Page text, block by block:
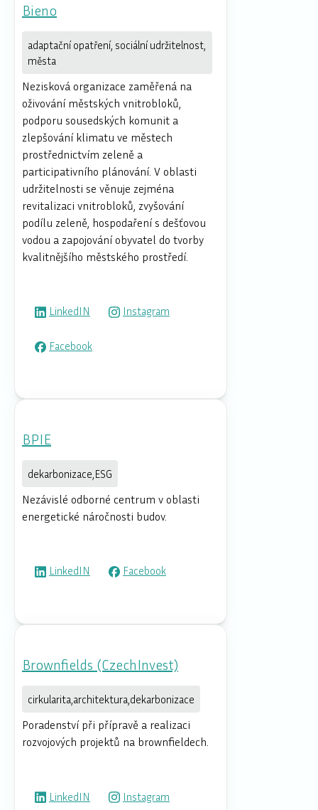
Bieno
adaptační opatření, sociální udržitelnost,
města
Nezisková organizace zaměřená na
oživování městských vnitrobloků,
podporu sousedských komunit a
zlepšování klimatu ve městech
prostřednictvím zeleně a
participativního plánování. V oblasti
udržitelnosti se věnuje zejména
revitalizaci vnitrobloků, zvyšování
podílu zeleně, hospodaření s dešťovou
vodou a zapojování obyvatel do tvorby
kvalitnějšího městského prostředí.
LinkedIN Instagram
Facebook
BPIE
dekarbonizace,ESG
Nezávislé odborné centrum v oblasti
energetické náročnosti budov.
LinkedIN Facebook
Brownfields (CzechInvest)
cirkularita,architektura,dekarbonizace
Poradenství při přípravě a realizaci
rozvojových projektů na brownfieldech.
LinkedIN Instagram